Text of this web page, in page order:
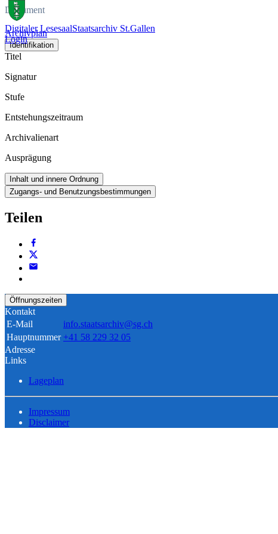
Digitaler LesesaalStaatsarchiv St.Gallen
Login
Dokument
Archivplan
Identifikation
Titel
Signatur
Stufe
Entstehungszeitraum
Archivalienart
Ausprägung
Inhalt und innere Ordnung
Zugangs- und Benutzungsbestimmungen
Teilen
Öffnungszeiten
Kontakt
E-Mail
info.staatsarchiv@sg.ch
Hauptnummer +41 58 229 32 05
Adresse
Links
Lageplan
Impressum
Disclaimer